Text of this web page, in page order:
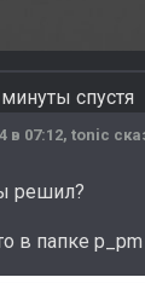
спустя
в 07:12, tonic
решил?
в папке